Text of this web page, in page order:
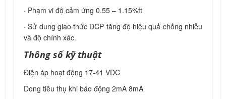
· Phạm vi độ cảm ứng 0.55 – 1.15%ft
· Sử dung giao thức DCP tăng độ hiệu quả chống nhiễu
và độ chính xác.
Thông số kỹ thuật
Điện áp hoạt động 17-41 VDC
Dong tiêu thụ khi báo động 2mA 8mA